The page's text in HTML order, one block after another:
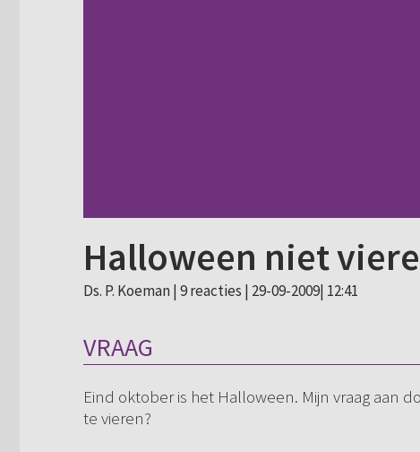
Halloween niet
Ds. P. Koeman | 9 reacties | 29-09-2009| 12:41
VRAAG
Eind oktober is het Halloween. Mijn vraag aan
te vieren?